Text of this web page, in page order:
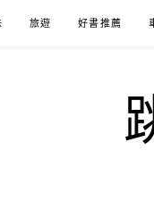
旅遊 好書推薦